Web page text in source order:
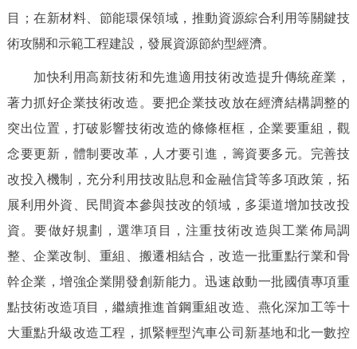
目；在新材料、節能環保領域，推動資源綜合利用等關鍵技
術攻關和示範工程建設，發展資源節約型經濟。
加快利用高新技術和先進適用技術改造提升傳統産業，
著力抓好企業技術改造。要把企業技改放在經濟結構調整的
突出位置，打破影響技術改造的條條框框，企業要重組，觀
念要更新，體制要改革，人才要引進，籌資要多元。完善技
改投入機制，充分利用技改貼息和金融信貸等多項政策，拓
展利用外資、民間資本參與技改的領域，多渠道增加技改投
資。要做好規劃，選準項目，注重技術改造與工業佈局調
整、企業改制、重組、搬遷相結合，改造一批重點行業和骨
幹企業，增強企業開發創新能力。迅速啟動一批國債專項重
點技術改造項目，繼續推進首鋼重組改造、燕化深加工等十
大重點升級改造工程，抓緊輕型汽車公司新基地和北一數控